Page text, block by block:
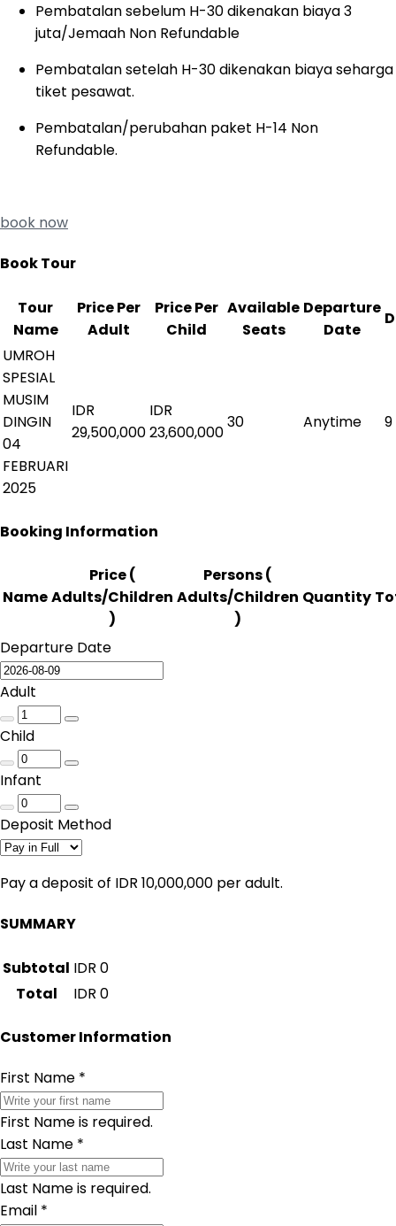
Pembatalan sebelum H-30 dikenakan biaya 3
juta/Jemaah Non Refundable
Pembatalan setelah H-30 dikenakan biaya seharga
tiket pesawat.
Pembatalan/perubahan paket H-14 Non
Refundable.
book now
Book Tour
Tour
Name
Price Per
Adult
Price Per
Child
Available
Seats
Departure
Date
UMROH
SPESIAL
MUSIM
DINGIN
04
FEBRUARI
2025
IDR
29,500,000
IDR
23,600,000
30 Anytime
Booking Information
Name
Price (
Adults/Children
)
Persons (
Adults/Children
)
Quantity
Departure Date
Adult
Child
Infant
Deposit Method
Pay a deposit of IDR 10,000,000 per adult.
SUMMARY
Subtotal IDR 0
Total
IDR 0
Customer Information
First Name *
First Name is required.
Last Name *
Last Name is required.
Email *